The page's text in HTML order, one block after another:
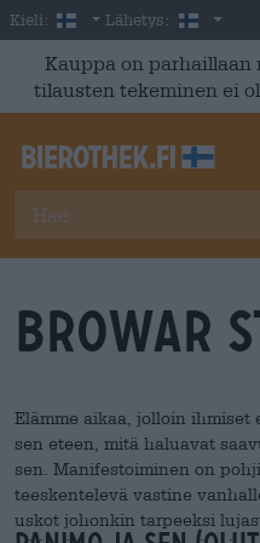
Skip to main content
Kieli: Finnish
Lähetys: Suomi
Kauppa on parhaillaan
tilausten tekeminen ei
BROWAR
Elämme aikaa, jolloin
sen eteen, mitä haluavat
sen. Manifestoiminen on
teeskentelevä vastine
uskot johonkin tarpeeksi